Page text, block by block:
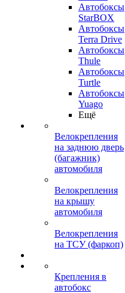
Автобоксы
StarBOX
Автобоксы
Terra Drive
Автобоксы
Thule
Автобоксы
Turtle
Автобоксы
Yuago
Ещё
Велокрепления
на заднюю дверь
(багажник)
автомобиля
Велокрепления
на крышу
автомобиля
Велокрепления
на ТСУ (фаркоп)
Крепления в
автобокс